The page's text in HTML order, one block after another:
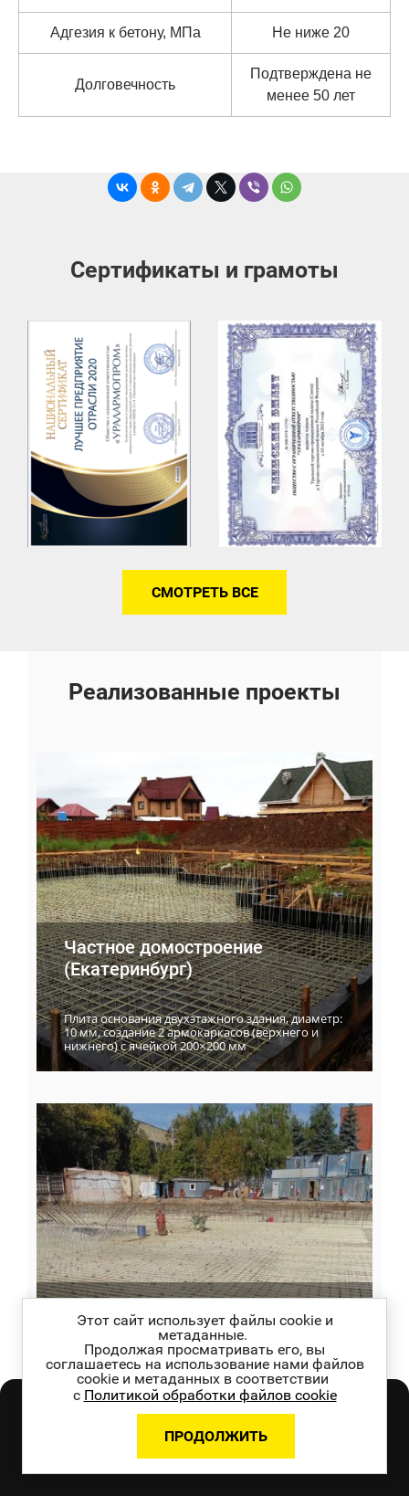
БЫСТРАЯ ЗАЯВКА
Адгезия к бетону, МПа Не ниже 20
Долговечность
Подтверждена не
менее 50 лет
Реализованные проекты
Частное домостроение
(Екатеринбург)
Плита основания двухэтажного здания, диаметр:
10 мм, создание 2 армокаркасов (верхнего и
нижнего) с ячейкой 200×200 мм
Плита основания 4-этажного здания, диаметр:
14-16 мм, создание 2 армокаркасов (верхнего и
нижнего) с ячейкой 200×200 мм, площадью 700
м²
Сертификаты и грамоты
СМОТРЕТЬ ВСЕ
Покупайте нашу продукцию
Этот сайт использует файлы cookie и
метаданные.
Продолжая просматривать его, вы
соглашаетесь на использование нами файлов
cookie и метаданных в соответствии
с Политикой обработки файлов cookie
ПРОДОЛЖИТЬ